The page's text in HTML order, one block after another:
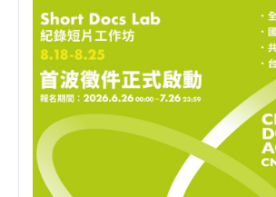
與者需具備足以用於討論提案內容的英
選製片須全程參與工作坊及 CCDF 提案
法親自參與，將喪失入選資格。 【報名
Application Submission】 本活動免
即日起開始公開徵件，請於2026年8月
於報名網站完成線上報名。 入選名單公
年8月28日（五）公布入選名單。